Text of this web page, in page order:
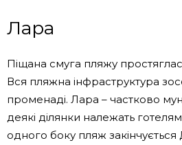
Лара
Піщана смуга пляжу
Вся пляжна інфраструктура
променаді. Лара – частково
деякі ділянки належать
одного боку пляж